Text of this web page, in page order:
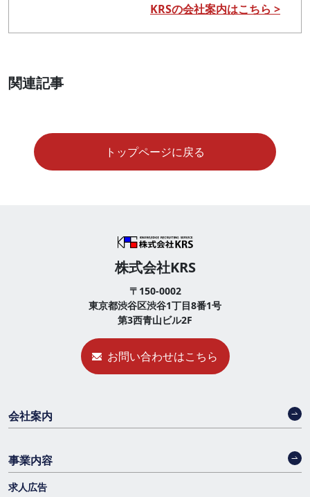
KRSの会社案内はこちら >
関連記事
トップページに戻る
株式会社KRS
〒150-0002
東京都渋谷区渋谷1丁目8番1号
第3西青山ビル2F
お問い合わせはこちら
会社案内
事業内容
求人広告